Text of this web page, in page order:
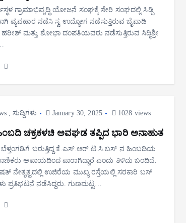
ಗ್ರಾಮಾಭಿವೃದ್ಧಿ ಯೋಜನೆ ಸಂಘಕ್ಕೆ ಸೇರಿ ಸಂಘದಲ್ಲಿ ಸಿಡ್ಬಿ
ವ್ಯವಹಾರ ನಡೆಸಿ ಸ್ವ ಉದ್ಯೋಗ ನಡೆಸುತ್ತಿರುವ ಬೈಪಾಡಿ
ಮತ್ತು ಶೋಭಾ ದಂಪತಿಯವರು ನಡೆಸುತ್ತಿರುವ ಸಿದ್ಧಿಶ್ರೀ
,ಸುದ್ದಿಗಳು January 30, 2025 1028 views
ಚಕ್ರಕಳಚಿ ಅವಘಡ ತಪ್ಪಿದ ಭಾರಿ ಅನಾಹುತ
ಬರುತ್ತಿದ್ದ ಕೆ.ಎಸ್.ಆರ್.ಟಿ.ಸಿ.ಬಸ್‌ ನ ಹಿಂಬದಿಯ
ಅಪಾಯದಿಂದ ಪಾರಾಗಿದ್ದಾರೆ ಎಂದು ತಿಳಿದು ಬಂದಿದೆ.
ನೇತೃತ್ವದಲ್ಲಿ ಉಜಿರೆಯ ಮುಖ್ಯ ರಸ್ತೆಯಲ್ಲಿ ಸರಕಾರಿ ಬಸ್
ಪ್ರತಿಭಟನೆ ನಡೆಸಿದ್ದರು‌. ಗುಣಮಟ್ಟ…